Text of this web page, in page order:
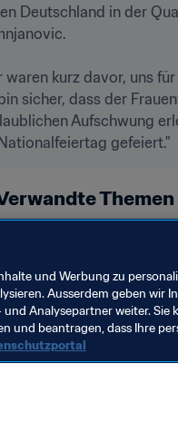
Deutschland in der
waren kurz davor, uns
sicher, dass der
Aufschwung
gefeiert."
Themen
und Werbung zu
Ausserdem geben wir
Analysepartner weiter.
und beantragen, dass Ihre